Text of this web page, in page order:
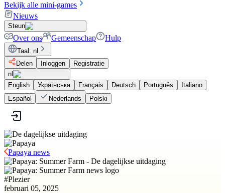
Bekijk alle mini-games
Nieuws
Steun
Over ons Gemeenschap Hulp
Taal : nl
Delen
Inloggen
Registratie
nl
English
Українська Français Deutsch Português
Italiano
Español
Nederlands Polski
Papaya news
#Plezier
februari 05, 2025